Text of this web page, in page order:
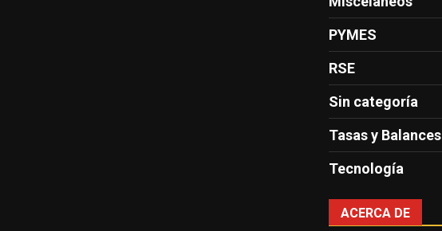
PYMES
RSE
Sin categoría
Tasas y Balances
Tecnología
ACERCA DE